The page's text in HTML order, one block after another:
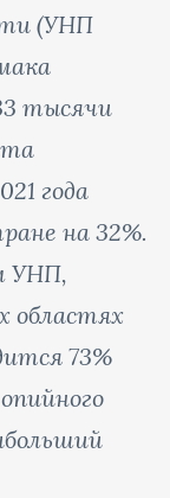
(УНП
тысячи
года
на 32%.
УНП,
областях
73%